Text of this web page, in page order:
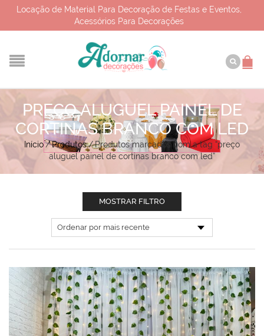
Locação de Material Para Decoração de Festas e Eventos,
Acessórios Para Decorações
PREÇO ALUGUEL PAINEL DE
CORTINAS BRANCO COM LED
Início/Produtos/Produtos marcados com a tag “preço
aluguel painel de cortinas branco com led”
MOSTRAR FILTRO